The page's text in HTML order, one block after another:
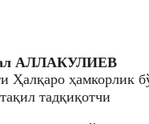
АЛЛАКУЛИЕВ
Ҳалқаро ҳамкорлик
тадқиқотчи